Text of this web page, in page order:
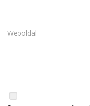
Weboldal